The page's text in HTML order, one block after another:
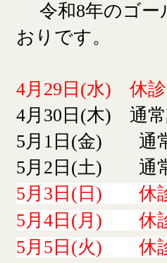
令和8年のゴー
おりです。
4月29日(水) 休診
4月30日(木) 通
5月1日(金) 通
5月2日(土) 通
5月3日(日) 休
5月4日(月) 休
5月5日(火) 休